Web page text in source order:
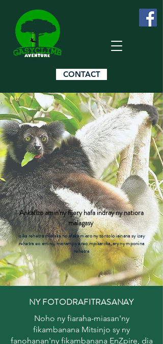
CONTACT
Ankafizo amin'ny fijery hafa indray ny natiora
malagasy
isika rehetra miaraka no afaka miaro ny tontolo iainana sy izay
rehetra eo aminy, manampy ereo mpikaroka, ary ny mponina
rehetra
NY FOTODRAFITRASANAY
Noho ny fiaraha-miasan'ny
fikambanana Mitsinjo sy ny
fanohanan'ny fikambanana EnZpire, dia